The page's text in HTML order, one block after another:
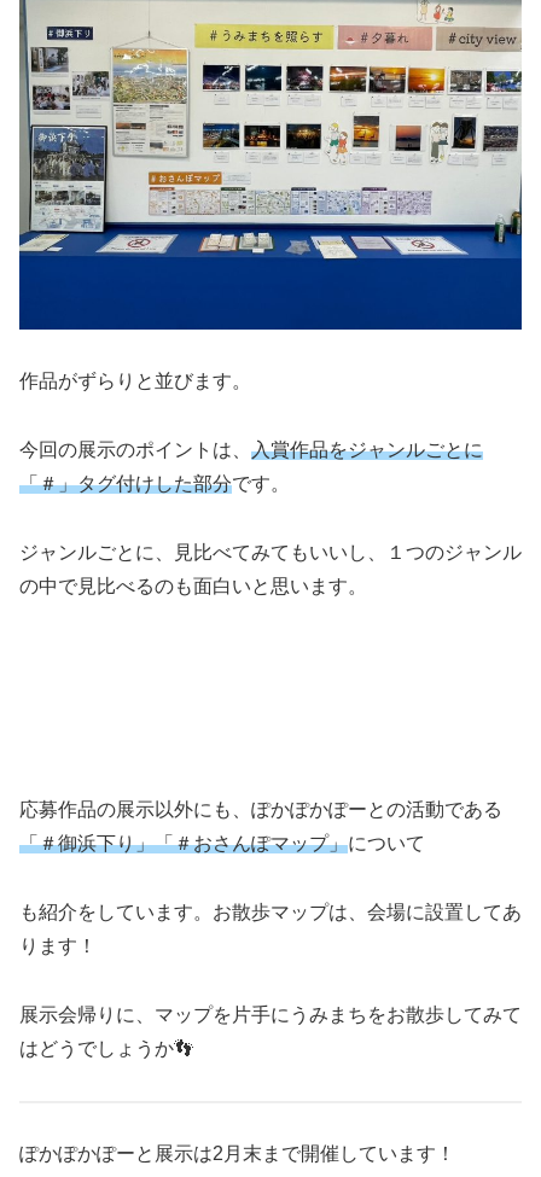
作品がずらりと並びます。
今回の展示のポイントは、 入賞作品をジャンルごとに
「＃」タグ付けした部分です。
ジャンルごとに、見比べてみてもいいし、１つのジャンル
の中で見比べるのも面白いと思います。
応募作品の展示以外にも、ぽかぽかぽーとの活動である
「＃御浜下り」「＃おさんぽマップ」について
も紹介をしています。お散歩マップは、会場に設置してあ
ります！
展示会帰りに、マップを片手にうみまちをお散歩してみて
はどうでしょうか👣
ぽかぽかぽーと展示は2月末まで開催しています！